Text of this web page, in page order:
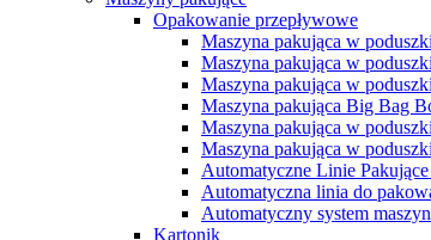
Opakowanie przepływowe
Maszyna pakująca w
Maszyna pakująca w
Maszyna pakująca w
Maszyna pakująca Big Bag
Maszyna pakująca w
Maszyna pakująca w
Automatyczne Linie
Automatyczna linia do
Automatyczny system
Kartonik